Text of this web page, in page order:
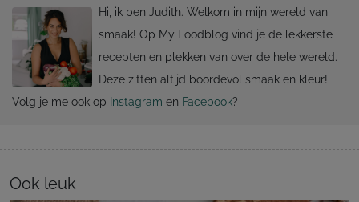
Hi, ik ben Judith. Welkom in mijn wereld van
smaak! Op My Foodblog vind je de lekkerste
recepten en plekken van over de hele wereld.
Deze zitten altijd boordevol smaak en kleur!
Volg je me ook op Instagram en Facebook?
Ook leuk